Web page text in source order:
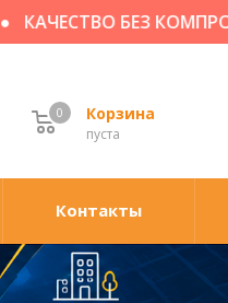
КАЧЕСТВО БЕЗ
Корзина
пуста
0
Контакты